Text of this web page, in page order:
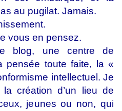
au pugilat. Jamais.
vous en pensez.
blog, une centre de
pensée toute faite, la «
intellectuel. Je
création d’un lieu de
jeunes ou non, qui